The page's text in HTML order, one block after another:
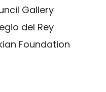
Gallery
del Rey
Foundation